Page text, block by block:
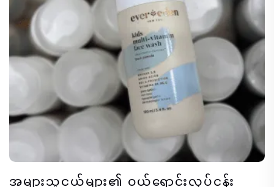
အများသူငယ်များ၏ ဝယ်ရောင်းလုပ်ငန်း